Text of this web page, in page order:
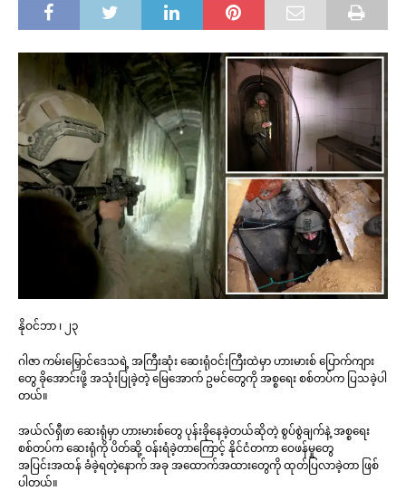
နိုဝင်ဘာ ၊ ၂၃
ဂါဇာ ကမ်းမြှောင်ဒေသရဲ့ အကြီးဆုံး ဆေးရုံဝင်းကြီးထဲမှာ ဟားမားစ် ပြောက်ကျား
တွေ ခိုအောင်းဖို့ အသုံးပြုခဲ့တဲ့ မြေအောက် ဥမင်တွေကို အစ္စရေး စစ်တပ်က ပြသခဲ့ပါ
တယ်။
အယ်လ်ရှီဖာ ဆေးရုံမှာ ဟားမားစ်တွေ ပုန်းခိုနေခဲ့တယ်ဆိုတဲ့ စွပ်စွဲချက်နဲ့ အစ္စရေး
စစ်တပ်က ဆေးရုံကို ပိတ်ဆို့ ဝန်းရံခဲ့တာကြောင့် နိုင်ငံတကာ ဝေဖန်မှုတွေ
အပြင်းအထန် ခံခဲ့ရတဲ့နောက် အခု အထောက်အထားတွေကို ထုတ်ပြလာခဲ့တာ ဖြစ်
ပါတယ်။